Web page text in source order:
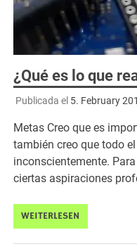
¿Qué es lo que
Publicada el 5. February
Metas Creo que es
también creo que todo
inconscientemente.
ciertas aspiraciones
WEITERLESEN